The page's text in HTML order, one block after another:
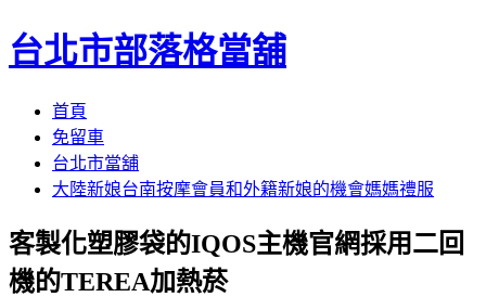
台北市部落格當舖
首頁
免留車
台北市當舖
大陸新娘台南按摩會員和外籍新娘的機會媽媽禮服
客製化塑膠袋的IQOS主機官網採用二回
機的TEREA加熱菸